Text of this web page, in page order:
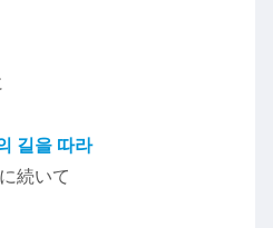
길을 따라
続いて